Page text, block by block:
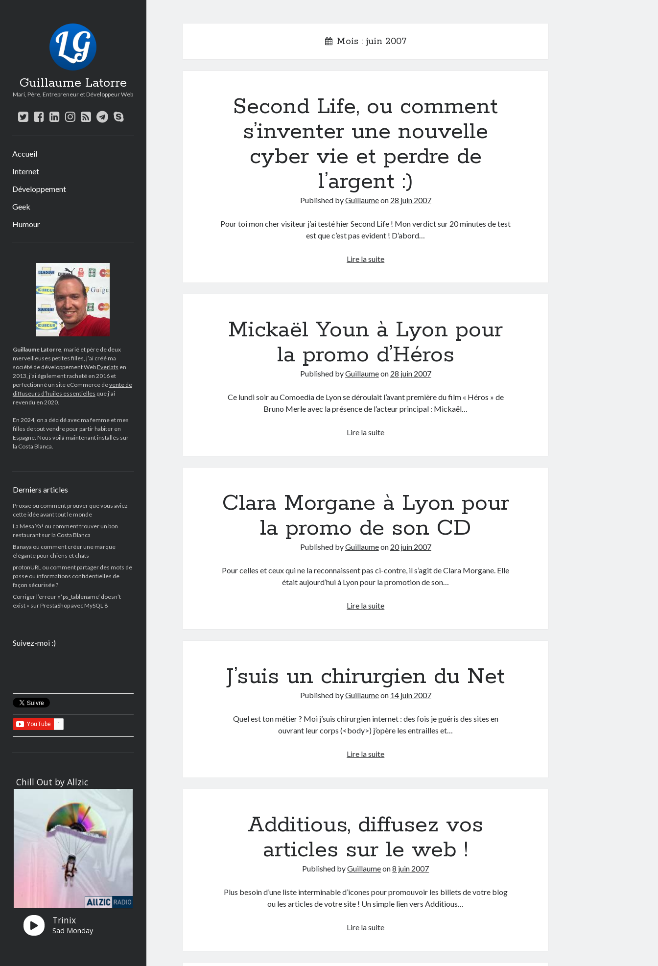
Guillaume Latorre
Mari, Père, Entrepreneur et Développeur Web
twitter
facebook
linkedin
instagram
rsstelegram
skype
Accueil
Internet
Développement
Geek
Humour
Guillaume Latorre, marié et père de deux
merveilleuses petites filles, j’ai créé ma
société de développement Web Everlats en
2013, j’ai également racheté en 2016 et
perfectionné un site eCommerce devente de
diffuseurs d’huiles essentielles que j’ai
revendu en 2020.
En 2024, on a décidé avec ma femme et mes
filles de tout vendre pour partir habiter en
Espagne. Nous voilà maintenant installés sur
la Costa Blanca.
Derniers articles
Proxae ou comment prouver que vous aviez
cette idée avant tout le monde
La Mesa Ya! ou comment trouver un bon
restaurant sur la Costa Blanca
Banaya ou comment créer une marque
élégante pour chiens et chats
protonURL ou comment partager des mots de
passe ou informations confidentielles de
façon sécurisée ?
Corriger l’erreur « ‘ps_tablename’ doesn’t
exist » sur PrestaShop avec MySQL 8
Suivez-moi :)
Mois : juin 2007
Second Life, ou comment
s’inventer une nouvelle
cyber vie et perdre de
l’argent :)
Published byGuillaumeon 28 juin 2007
Pour toi mon cher visiteur j’ai testé hier Second Life ! Mon verdict sur 20 minutes de test
est que c’est pas evident ! D’abord…
Lire la suiteSecond
nouvelle
vie
et
perdre
l’argent
Mickaël Youn à Lyon pour
la promo d’Héros
Published byGuillaumeon 28 juin 2007
Ce lundi soir au Comoedia de Lyon se déroulait l’avant première du film « Héros » de
Bruno Merle avec la présence de l’acteur principal : Mickaël…
Lire la suiteMickaël
promo
Clara Morgane à Lyon pour
la promo de son CD
Published byGuillaumeon 20 juin 2007
Pour celles et ceux qui ne la reconnaissent pas ci-contre, il s’agit de Clara Morgane. Elle
était aujourd’hui à Lyon pour la promotion de son…
Lire la suiteClara
promo
de
son
J’suis un chirurgien du Net
Published byGuillaumeon 14 juin 2007
Quel est ton métier ? Moi j’suis chirurgien internet : des fois je guéris des sites en
ouvrant leur corps (<body>) j’opère les entrailles et…
Lire la suiteJ’suis
Additious, diffusez vos
articles sur le web !
Published byGuillaumeon8 juin 2007
Plus besoin d’une liste interminable d’icones pour promouvoir les billets de votre blog
ou les articles de votre site ! Un simple lien vers Additious…
Lire la suiteAdditious,